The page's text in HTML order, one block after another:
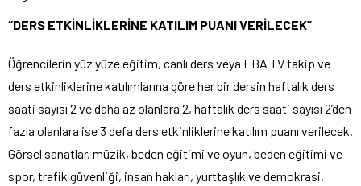
“DERS ETKİNLİKLERİNE KATILIM PUANI VERİLECEK”
Öğrencilerin yüz yüze eğitim, canlı ders veya EBA TV takip ve
ders etkinliklerine katılımlarına göre her bir dersin haftalık ders
saati sayısı 2 ve daha az olanlara 2, haftalık ders saati sayısı 2’den
fazla olanlara ise 3 defa ders etkinliklerine katılım puanı verilecek.
Görsel sanatlar, müzik, beden eğitimi ve oyun, beden eğitimi ve
spor, trafik güvenliği, insan hakları, yurttaşlık ve demokrasi,